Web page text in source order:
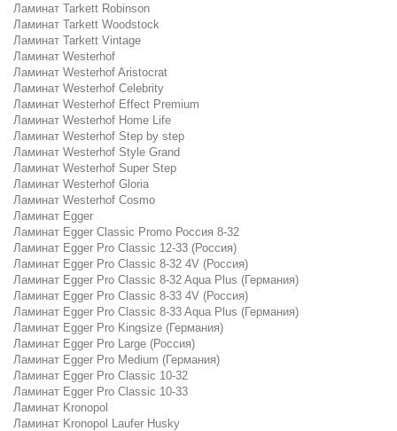
Ламинат Tarkett Robinson
Ламинат Tarkett Woodstock
Ламинат Tarkett Vintage
Ламинат Westerhof
Ламинат Westerhof Aristocrat
Ламинат Westerhof Celebrity
Ламинат Westerhof Effect Premium
Ламинат Westerhof Home Life
Ламинат Westerhof Step by step
Ламинат Westerhof Style Grand
Ламинат Westerhof Super Step
Ламинат Westerhof Gloria
Ламинат Westerhof Cosmo
Ламинат Egger
Ламинат Egger Classic Promo Россия 8-32
Ламинат Egger Pro Classic 12-33 (Россия)
Ламинат Egger Pro Classic 8-32 4V (Россия)
Ламинат Egger Pro Classic 8-32 Aqua Plus (Германия)
Ламинат Egger Pro Classic 8-33 4V (Россия)
Ламинат Egger Pro Classic 8-33 Aqua Plus (Германия)
Ламинат Egger Pro Kingsize (Германия)
Ламинат Egger Pro Large (Россия)
Ламинат Egger Pro Medium (Германия)
Ламинат Egger Pro Classic 10-32
Ламинат Egger Pro Classic 10-33
Ламинат Kronopol
Ламинат Kronopol Laufer Husky